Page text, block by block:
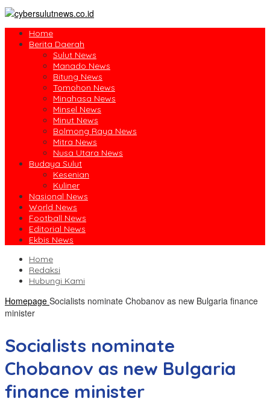
Home
Berita Daerah
Sulut News
Manado News
Bitung News
Tomohon News
Minahasa News
Minsel News
Minut News
Bolmong Raya News
Mitra News
Nusa Utara News
Budaya Sulut
Kesenian
Kuliner
Nasional News
World News
Football News
Editorial News
Ekbis News
Home
Redaksi
Hubungi Kami
Homepage Socialists nominate Chobanov as new Bulgaria finance
minister
Socialists nominate
Chobanov as new Bulgaria
finance minister